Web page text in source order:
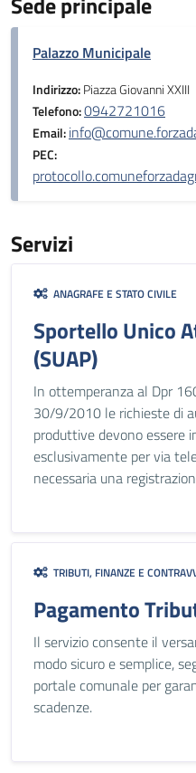
Palazzo Municipale
Indirizzo:Piazza Giovanni XXIII
Telefono:0942721016
Email:
PEC:
Servizi
ANAGRAFE E STATO CIVILE
Sportello Unico
(SUAP)
In ottemperanza al Dpr
30/9/2010 le richieste di
produttive devono essere
esclusivamente per via
necessaria una
TRIBUTI, FINANZE E
Pagamento
Il servizio consente il
modo sicuro e semplice,
portale comunale per
scadenze.